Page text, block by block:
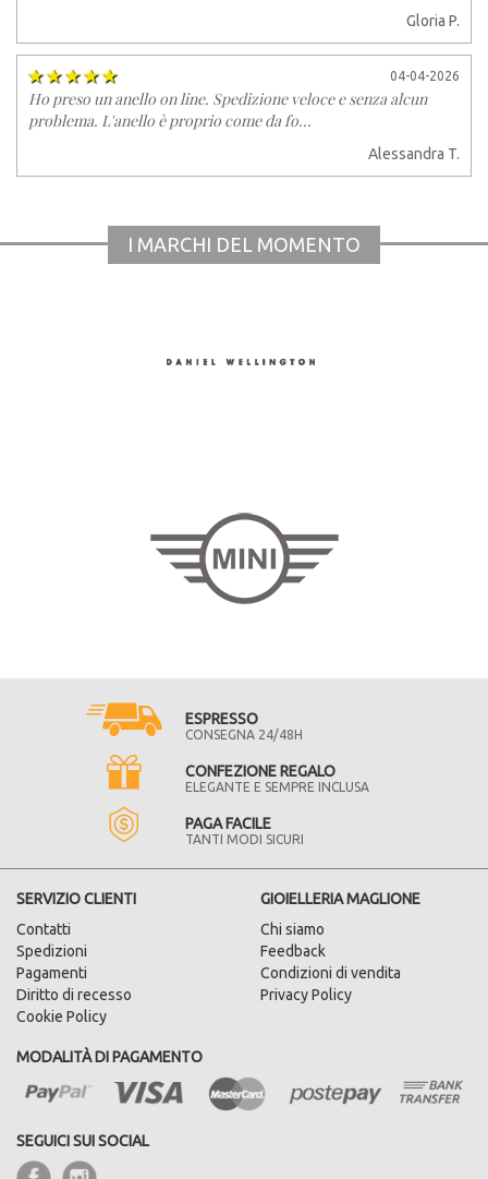
Gloria P.
04-04-2026
Ho preso un anello on line. Spedizione veloce e senza alcun
problema. L'anello è proprio come da fo...
Alessandra T.
I MARCHI DEL MOMENTO
ESPRESSO
CONSEGNA 24/48H
CONFEZIONE REGALO
ELEGANTE E SEMPRE INCLUSA
PAGA FACILE
TANTI MODI SICURI
SERVIZIO CLIENTI
Contatti
Spedizioni
Pagamenti
Diritto di recesso
Cookie Policy
GIOIELLERIA MAGLIONE
Chi siamo
Feedback
Condizioni di vendita
Privacy Policy
MODALITÀ DI PAGAMENTO
SEGUICI SUI SOCIAL